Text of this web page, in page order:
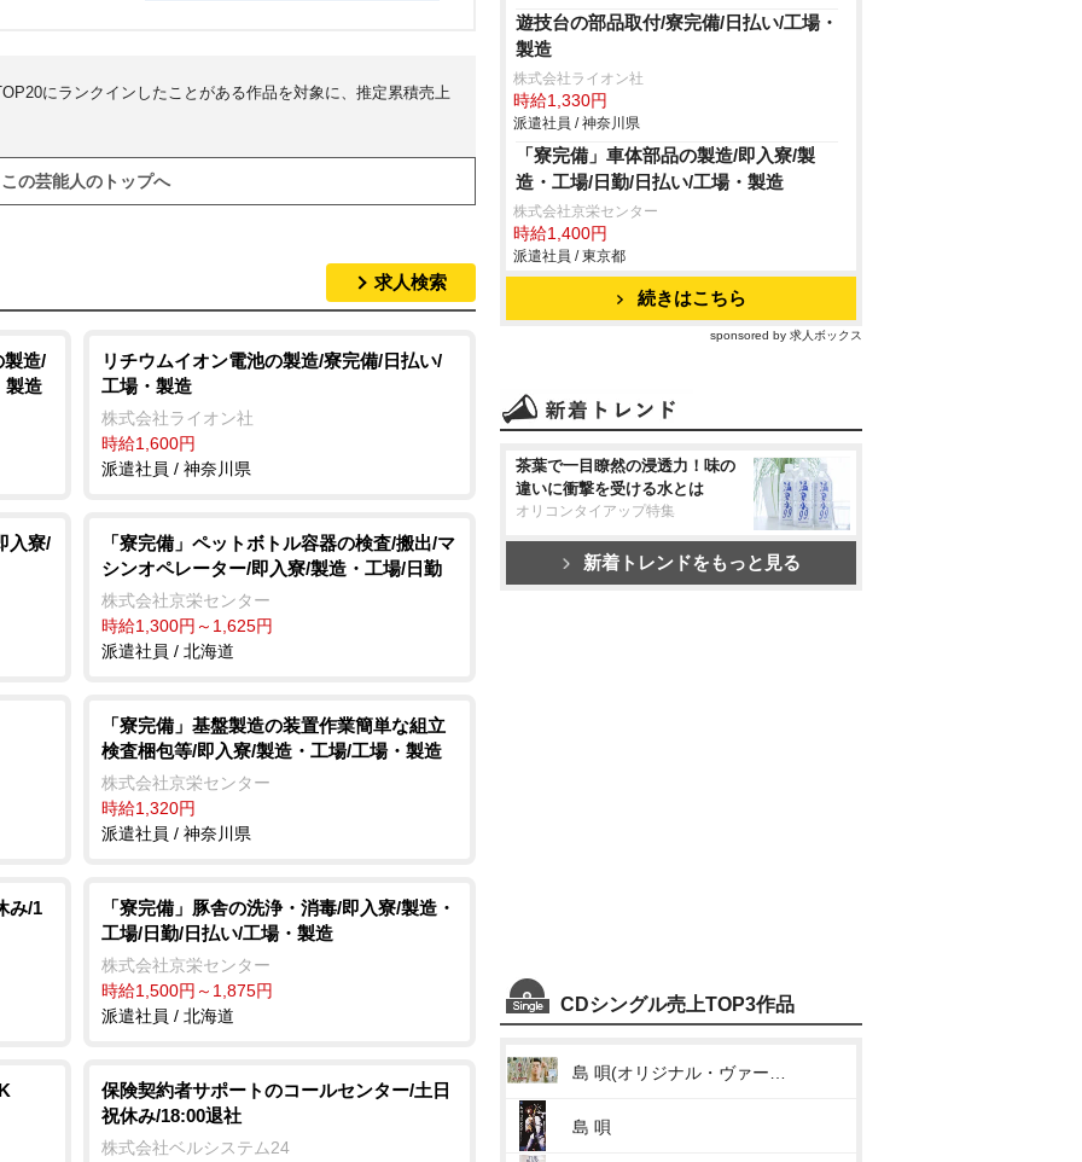
にランクインしたことがある作品を対象に、推定累積売上
この芸能人のトップへ
求人検索
製造/
製造
リチウムイオン電池の製造/寮完備/日払い/
工場・製造
株式会社ライオン社
時給1,600円
派遣社員 / 神奈川県
入寮/
「寮完備」ペットボトル容器の検査/搬出/マ
シンオペレーター/即入寮/製造・工場/日勤
株式会社京栄センター
時給1,300円～1,625円
派遣社員 / 北海道
「寮完備」基盤製造の装置作業簡単な組立
検査梱包等/即入寮/製造・工場/工場・製造
株式会社京栄センター
時給1,320円
派遣社員 / 神奈川県
み/1
「寮完備」豚舎の洗浄・消毒/即入寮/製造・
工場/日勤/日払い/工場・製造
株式会社京栄センター
時給1,500円～1,875円
派遣社員 / 北海道
保険契約者サポートのコールセンター/土日
祝休み/18:00退社
株式会社ベルシステム24
遊技台の部品取付/寮完備/日払い/工場・
製造
株式会社ライオン社
時給1,330円
派遣社員 / 神奈川県
「寮完備」車体部品の製造/即入寮/製
造・工場/日勤/日払い/工場・製造
株式会社京栄センター
時給1,400円
派遣社員 / 東京都
続きはこちら
sponsored by 求人ボックス
茶葉で一目瞭然の浸透力！味の
違いに衝撃を受ける水とは
オリコンタイアップ特集
新着トレンドをもっと見る
CDシングル売上TOP3作品
島 唄